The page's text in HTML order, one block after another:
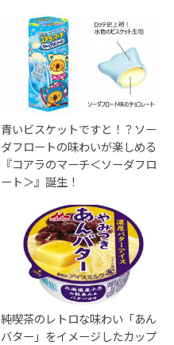
青いビスケットですと！？ソー
ダフロートの味わいが楽しめる
『コアラのマーチ＜ソーダフロ
ート＞』誕生！
純喫茶のレトロな味わい「あん
バター」をイメージしたカップ